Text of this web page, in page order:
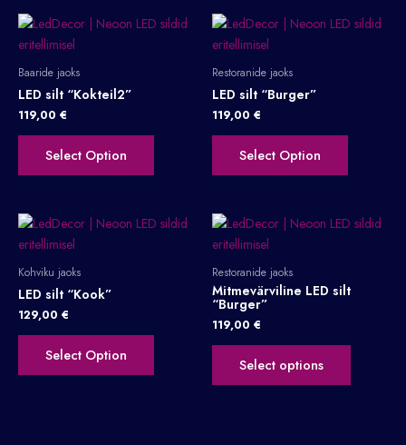
Baaride jaoks
LED silt “Kokteil2”
119,00 €
Select Option
Restoranide jaoks
LED silt “Burger”
119,00 €
Select Option
Kohviku jaoks
LED silt “Kook”
129,00 €
Select Option
Restoranide jaoks
Mitmevärviline LED silt
“Burger”
119,00 €
Select options